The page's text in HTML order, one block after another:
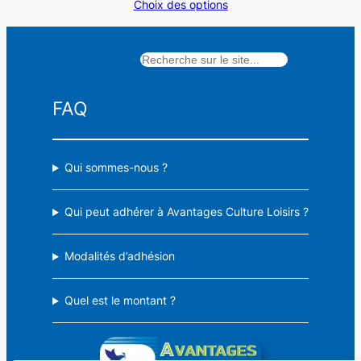
14,50 €
18,50 €
Choix des options
FAQ
Qui sommes-nous ?
Qui peut adhérer à Avantages Culture Loisirs ?
Modalités d’adhésion
Quel est le montant ?